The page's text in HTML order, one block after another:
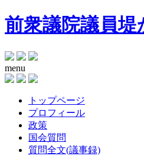
前衆議院議員堤
menu
トップページ
プロフィール
政策
国会質問
質問全文(議事録)